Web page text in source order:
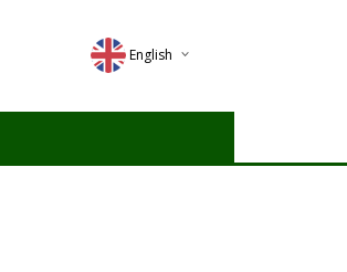
English
Deutsch